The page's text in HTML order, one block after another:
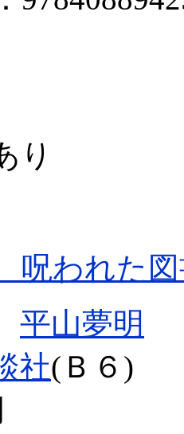
り
われた図
平山夢明
社(Ｂ６)